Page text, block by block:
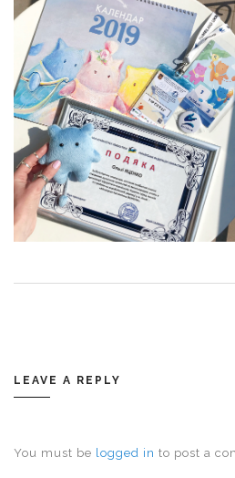
LEAVE A REPLY
You must be logged in to post a